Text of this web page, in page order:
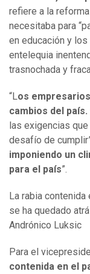
refiere a la
necesitaba para
en educación y
entelequia
trasnochada y
“Los
cambios del país.
las exigencias
desafío de
imponiendo un
para el país”.
La rabia
se ha quedado
Andrónico Luksic
Para el
contenida en el